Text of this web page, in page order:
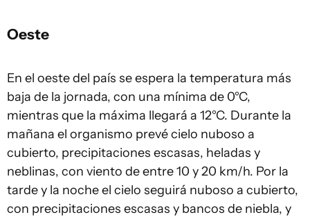
Oeste
En el oeste del país se espera la temperatura más
baja de la jornada, con una mínima de 0°C,
mientras que la máxima llegará a 12°C. Durante la
mañana el organismo prevé cielo nuboso a
cubierto, precipitaciones escasas, heladas y
neblinas, con viento de entre 10 y 20 km/h. Por la
tarde y la noche el cielo seguirá nuboso a cubierto,
con precipitaciones escasas y bancos de niebla, y